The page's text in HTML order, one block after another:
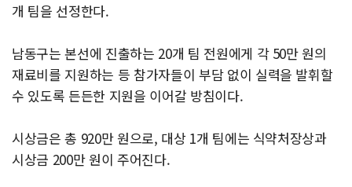
개 팀을 선정한다.
남동구는 본선에 진출하는 20개 팀 전원에게 각 50만 원의
재료비를 지원하는 등 참가자들이 부담 없이 실력을 발휘할
수 있도록 든든한 지원을 이어갈 방침이다.
시상금은 총 920만 원으로, 대상 1개 팀에는 식약처장상과
시상금 200만 원이 주어진다.